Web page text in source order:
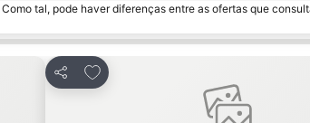
tal, pode haver diferenças entre as ofertas que
Partilhar
Adicionar aos favoritos